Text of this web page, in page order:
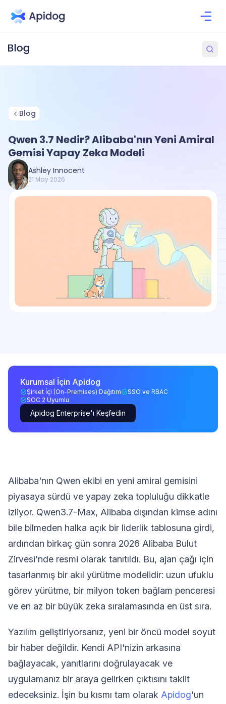
Blog
Qwen 3.7 Nedir? Alibaba'nın Yeni Amiral
Gemisi Yapay Zeka Modeli
Ashley Innocent
21 May 2026
Kurumsal İçin Apidog
Şirket İçi (On-Premises) Dağıtım
SSO ve RBAC
SOC 2 Uyumlu
Apidog Enterprise'ı Keşfedin
Alibaba'nın Qwen ekibi en yeni amiral gemisini
piyasaya sürdü ve yapay zeka topluluğu dikkatle
izliyor. Qwen3.7-Max, Alibaba dışından kimse adını
bile bilmeden halka açık bir liderlik tablosuna girdi,
ardından birkaç gün sonra 2026 Alibaba Bulut
Zirvesi'nde resmi olarak tanıtıldı. Bu, ajan çağı için
tasarlanmış bir akıl yürütme modelidir: uzun ufuklu
görev yürütme, bir milyon token bağlam penceresi
ve en az bir büyük zeka sıralamasında en üst sıra.
Yazılım geliştiriyorsanız, yeni bir öncü model soyut
bir haber değildir. Kendi API'nizin arkasına
bağlayacak, yanıtlarını doğrulayacak ve
uygulamanız bir araya gelirken çıktısını taklit
edeceksiniz. İşin bu kısmı tam olarak Apidog'un